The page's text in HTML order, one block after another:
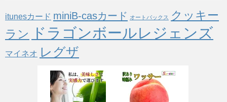
itunesカード miniB-casカード オートバックス
クッキー
ラン
ドラゴンボールレジェンズ
マイネオ レグザ